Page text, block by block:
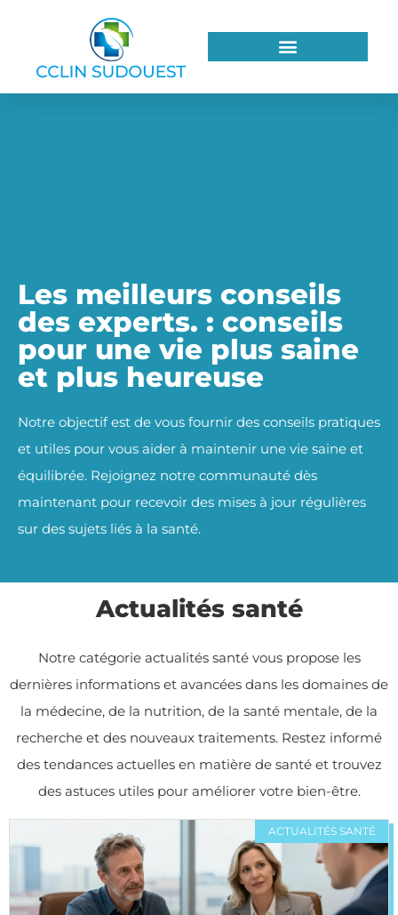
Les meilleurs conseils
des experts. : conseils
pour une vie plus saine
et plus heureuse
Notre objectif est de vous fournir des conseils pratiques
et utiles pour vous aider à maintenir une vie saine et
équilibrée. Rejoignez notre communauté dès
maintenant pour recevoir des mises à jour régulières
sur des sujets liés à la santé.
Actualités santé
Notre catégorie actualités santé vous propose les
dernières informations et avancées dans les domaines de
la médecine, de la nutrition, de la santé mentale, de la
recherche et des nouveaux traitements. Restez informé
des tendances actuelles en matière de santé et trouvez
des astuces utiles pour améliorer votre bien-être.
ACTUALITÉS SANTÉ